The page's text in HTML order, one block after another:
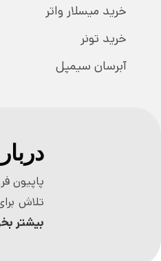
خرید میسلار واتر
خرید تونر
آبرسان سیمپل
پاپیون
تلاش
بیشتر